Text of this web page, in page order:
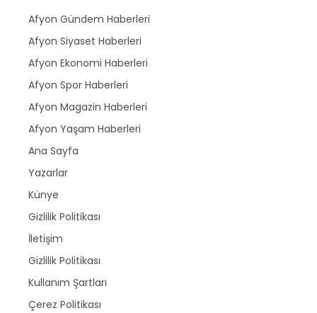
Afyon Gündem Haberleri
Afyon Siyaset Haberleri
Afyon Ekonomi Haberleri
Afyon Spor Haberleri
Afyon Magazin Haberleri
Afyon Yaşam Haberleri
Ana Sayfa
Yazarlar
Künye
Gizlilik Politikası
İletişim
Gizlilik Politikası
Kullanım Şartları
Çerez Politikası